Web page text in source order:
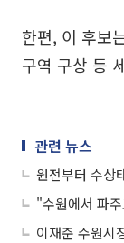
한편, 이 후보
구역 구상 등
관련 뉴스